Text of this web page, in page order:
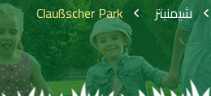
شيمنيتز Claußscher Park